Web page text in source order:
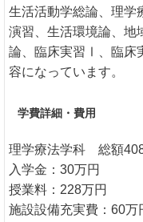
生活活動学総論、理
演習、生活環境論、地
論、臨床実習Ⅰ、臨床
容になっています。
学費詳細・費用
理学療法学科 総額
入学金：30万円
授業料：228万円
施設設備充実費：60万